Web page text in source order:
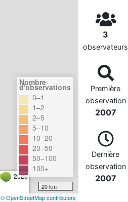
2026
Nombre
d'observations
0–1
1–2
2–5
5–10
10–20
20–50
50–100
100+
20 km
© OpenStreetMap contributors
3
observateurs
Première
observation
2007
Dernière
observation
2007